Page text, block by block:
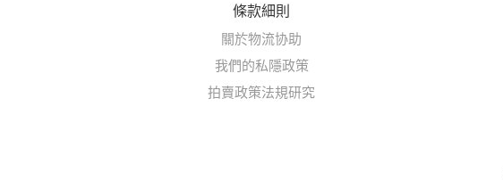
條款細則
關於物流协助
我們的私隱政策
拍賣政策法規研究